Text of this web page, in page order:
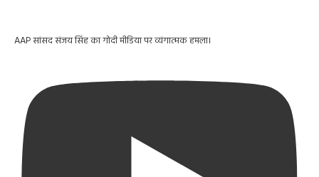
AAP सांसद संजय सिंह का गोदी मीडिया पर व्यंगात्मक हमला।